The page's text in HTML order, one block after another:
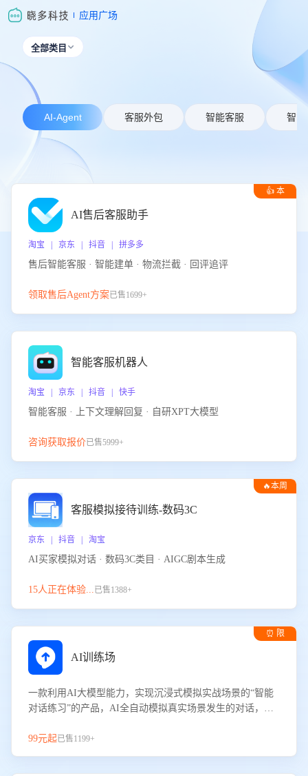
应用广场
全部类目 
AI-Agent 客服外包 智能客服 智能
👍 本
AI售后客服助手
淘宝 | 京东 | 抖音 | 拼多多
售后智能客服 · 智能建单 · 物流拦截 · 回评追评
领取售后Agent方案已售1699+
智能客服机器人
淘宝 | 京东 | 抖音 | 快手
智能客服 · 上下文理解回复 · 自研XPT大模型
咨询获取报价已售5999+
🔥本周
客服模拟接待训练-数码3C
京东 | 抖音 | 淘宝
AI买家模拟对话 · 数码3C类目 · AIGC剧本生成
15人正在体验...已售1388+
⏰ 限
AI训练场
一款利用AI大模型能力，实现沉浸式模拟实战场景的“智能
对话练习”的产品，AI全自动模拟真实场景发生的对话，企
服能力。
99元起已售1199+